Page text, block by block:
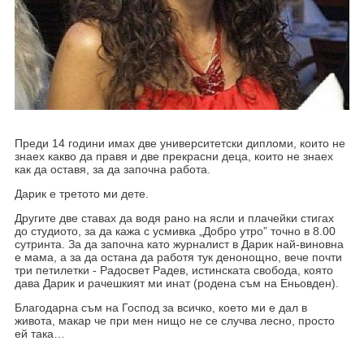
Преди 14 години имах две университетски дипломи, които не
знаех какво да правя и две прекрасни деца, които не знаех
как да оставя, за да започна работа.
Дарик е третото ми дете.
Другите две ставах да водя рано на ясли и плачейки стигах
до студиото, за да кажа с усмивка „Добро утро” точно в 8.00
сутринта. За да започна като журналист в Дарик най-виновна
е мама, а за да остана да работя тук денонощно, вече почти
три петилетки - Радосвет Радев, истинската свобода, която
дава Дарик и рачешкият ми инат (родена съм на Еньовден).
Благодарна съм на Господ за всичко, което ми е дал в
живота, макар че при мен нищо не се случва лесно, просто
ей така…